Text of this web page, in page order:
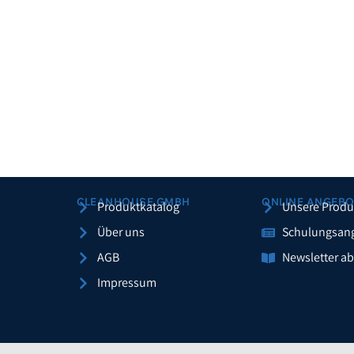
CLEANHOUSE GMBH
Produktkatalog
Über uns
AGB
Impressum
ONLINE
Unsere
Newsletter